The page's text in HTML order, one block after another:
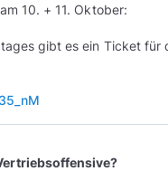
gibt es ein Ticket für